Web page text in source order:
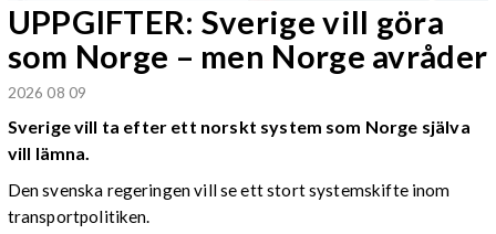
UPPGIFTER: Sverige vill göra
som Norge – men Norge avråder
2026 08 09
Sverige vill ta efter ett norskt system som Norge själva
vill lämna.
Den svenska regeringen vill se ett stort systemskifte inom
transportpolitiken.